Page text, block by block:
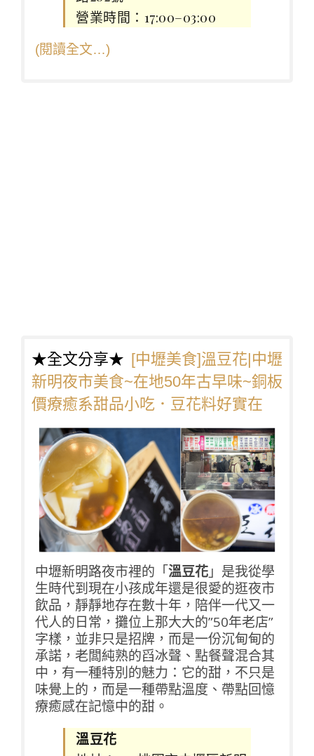
營業時間：17:00–03:00
(閱讀全文…)
★全文分享★ [中壢美食]溫豆花|中壢
新明夜市美食~在地50年古早味~銅板
價療癒系甜品小吃．豆花料好實在
中壢新明路夜市裡的「溫豆花」是我從學
生時代到現在小孩成年還是很愛的逛夜市
飲品，靜靜地存在數十年，陪伴一代又一
代人的日常，攤位上那大大的”50年老店”
字樣，並非只是招牌，而是一份沉甸甸的
承諾，老闆純熟的舀冰聲、點餐聲混合其
中，有一種特別的魅力：它的甜，不只是
味覺上的，而是一種帶點溫度、帶點回憶
療癒感在記憶中的甜。
溫豆花